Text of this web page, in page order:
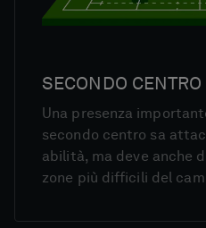
SECONDO CENTRO
Una presenza
secondo centro sa
abilità, ma deve anche
zone più difficili del